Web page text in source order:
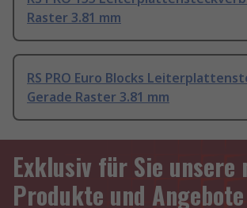
Raster 3.81 mm
RS PRO Euro Blocks
Gerade Raster 3.81 mm
Exklusiv für Sie unsere
Produkte und Angebote